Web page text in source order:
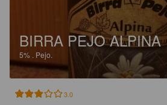
BIRRA PEJO ALPINA
5% . Pejo.
3.0